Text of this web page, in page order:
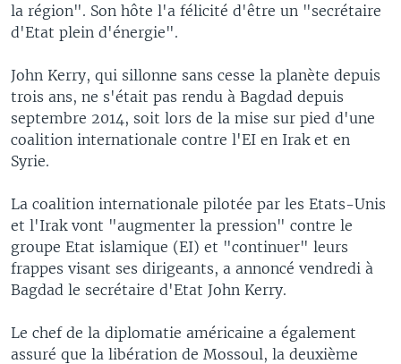
la région". Son hôte l'a félicité d'être un "secrétaire
d'Etat plein d'énergie".
John Kerry, qui sillonne sans cesse la planète depuis
trois ans, ne s'était pas rendu à Bagdad depuis
septembre 2014, soit lors de la mise sur pied d'une
coalition internationale contre l'EI en Irak et en
Syrie.
La coalition internationale pilotée par les Etats-Unis
et l'Irak vont "augmenter la pression" contre le
groupe Etat islamique (EI) et "continuer" leurs
frappes visant ses dirigeants, a annoncé vendredi à
Bagdad le secrétaire d'Etat John Kerry.
Le chef de la diplomatie américaine a également
assuré que la libération de Mossoul, la deuxième